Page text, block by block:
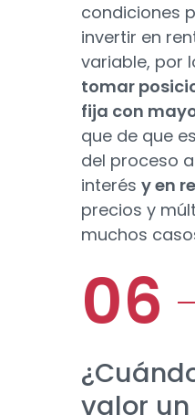
condiciones
invertir en
variable, por
tomar
fija con
que de que
del proceso
interés y en
precios y
muchos
valor